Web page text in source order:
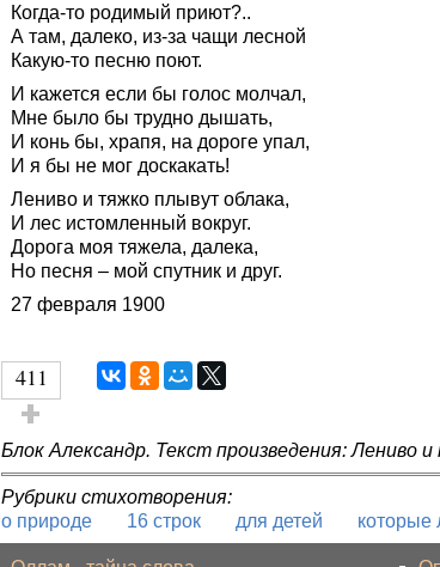
Когда-то родимый приют?..
А там, далеко, из-за чащи лесной
Какую-то песню поют.
И кажется если бы голос молчал,
Мне было бы трудно дышать,
И конь бы, храпя, на дороге упал,
И я бы не мог доскакать!
Лениво и тяжко плывут облака,
И лес истомленный вокруг.
Дорога моя тяжела, далека,
Но песня – мой спутник и друг.
27 февраля 1900
411
Голос за!
Блок Александр. Текст произведения: Лениво
Рубрики стихотворения:
о природе
16 строк для детей которые